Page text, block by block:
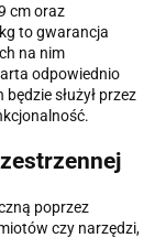
cm oraz
to gwarancja
na nim
odpowiednio
służył przez
poprzez
czy narzędzi,